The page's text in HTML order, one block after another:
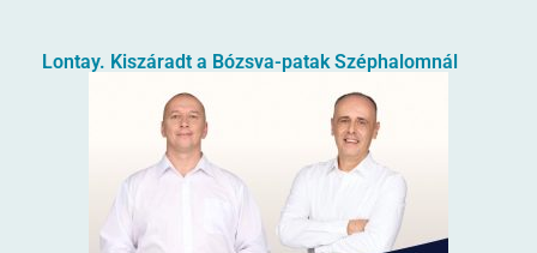
Lontay. Kiszáradt a Bózsva-patak Széphalomnál